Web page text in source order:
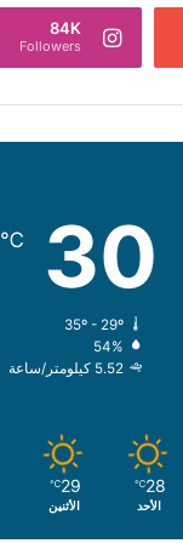
84K
Followers
30
℃
35º - 29º
54%
5.52 كيلومتر/ساعة
28
℃
الأحد
29
℃
الأثنين